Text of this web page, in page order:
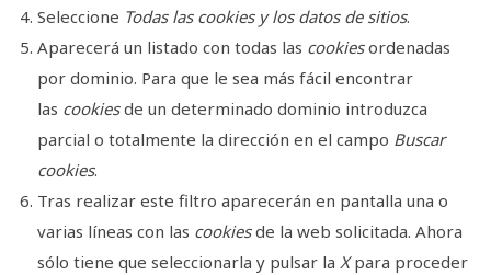
Seleccione Todas las cookies y los datos de sitios.
Aparecerá un listado con todas las cookiesordenadas
por dominio. Para que le sea más fácil encontrar
las cookiesde un determinado dominio introduzca
parcial o totalmente la dirección en el campo Buscar
cookies.
Tras realizar este filtro aparecerán en pantalla una o
varias líneas con las cookiesde la web solicitada. Ahora
sólo tiene que seleccionarla y pulsar la Xpara proceder